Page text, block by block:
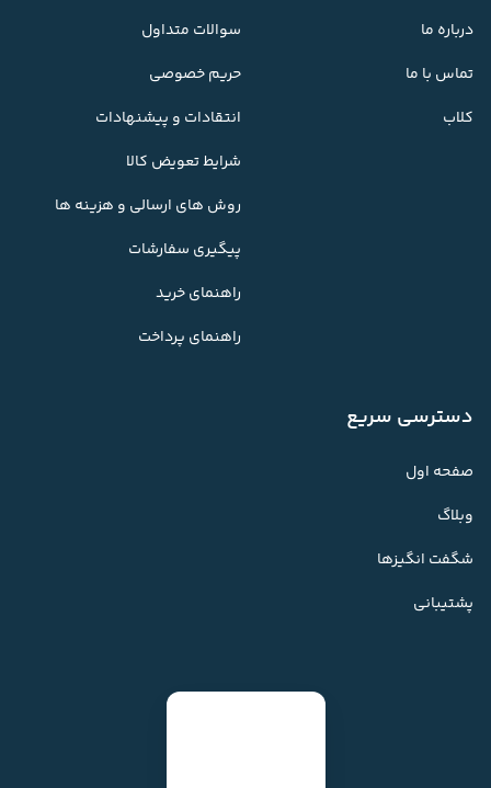
درباره ما
تماس با ما
کلاب
سوالات متداول
حریم خصوصی
انتقادات و پیشنهادات
شرایط تعویض کالا
روش های ارسالی و هزینه ها
پیگیری سفارشات
راهنمای خرید
راهنمای پرداخت
دسترسی سریع
صفحه اول
وبلاگ
شگفت انگیزها
پشتیبانی